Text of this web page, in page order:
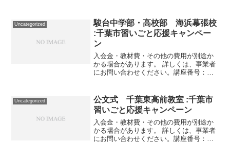
タジアム ダンススタ...
Uncategorized
駿台中学部・高校部 海浜幕張校
:千葉市習いごと応援キャンペー
ン
入会金・教材費・その他の費用が別途か
かる場合があります。 詳しくは、事業者
にお問い合わせください。講座番号：
2022/01/09国語・数学・英語...
Uncategorized
公文式 千葉東高前教室 :千葉市
習いごと応援キャンペーン
入会金・教材費・その他の費用が別途か
かる場合があります。 詳しくは、事業者
にお問い合わせください。講座番号：